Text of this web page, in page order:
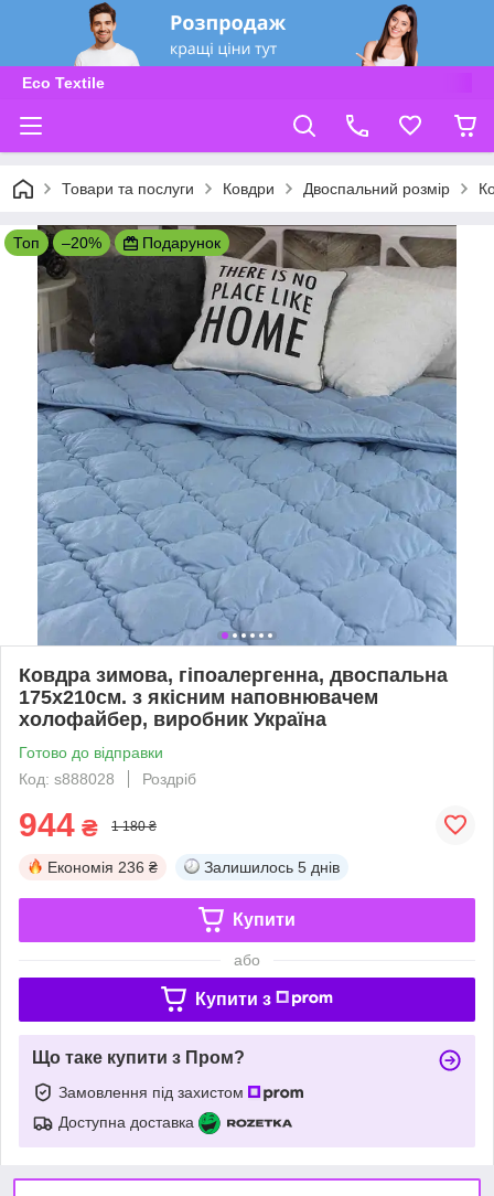
Eco Textile
Товари та послуги Ковдри Двоспальний розмір
Топ –20% Подарунок
Ковдра зимова, гіпоалергенна, двоспальна
175х210см. з якісним наповнювачем
холофайбер, виробник Україна
Готово до відправки
Код: s888028
Роздріб
944 ₴ 1 180 ₴
Економія 236 ₴ Залишилось 5 днів
Купити
або
Купити з
Що таке купити з Пром?
Замовлення під захистом
Доступна доставка